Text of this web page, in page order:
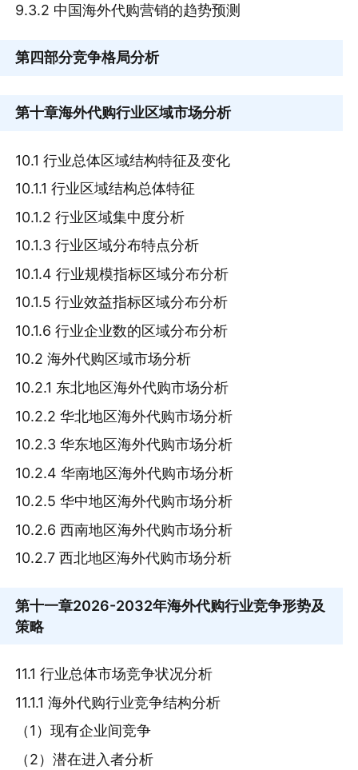
9.3.2 中国海外代购营销的趋势预测
第四部分竞争格局分析
第十章海外代购行业区域市场分析
10.1 行业总体区域结构特征及变化
10.1.1 行业区域结构总体特征
10.1.2 行业区域集中度分析
10.1.3 行业区域分布特点分析
10.1.4 行业规模指标区域分布分析
10.1.5 行业效益指标区域分布分析
10.1.6 行业企业数的区域分布分析
10.2 海外代购区域市场分析
10.2.1 东北地区海外代购市场分析
10.2.2 华北地区海外代购市场分析
10.2.3 华东地区海外代购市场分析
10.2.4 华南地区海外代购市场分析
10.2.5 华中地区海外代购市场分析
10.2.6 西南地区海外代购市场分析
10.2.7 西北地区海外代购市场分析
第十一章2026-2032年海外代购行业竞争形势及
策略
11.1 行业总体市场竞争状况分析
11.1.1 海外代购行业竞争结构分析
（1）现有企业间竞争
（2）潜在进入者分析